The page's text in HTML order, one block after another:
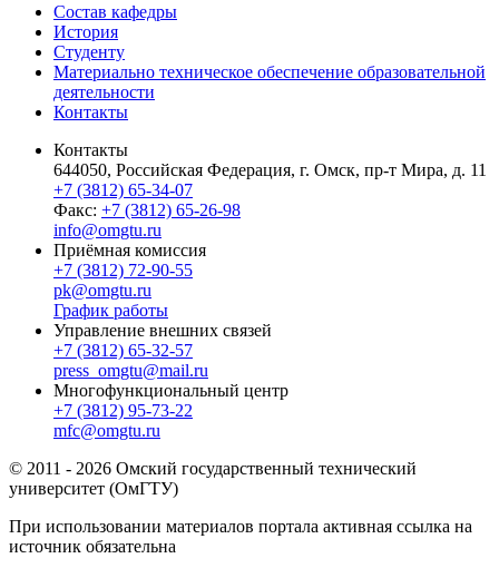
Состав кафедры
История
Студенту
Материально техническое обеспечение образовательной
деятельности
Контакты
Контакты
644050, Российская Федерация, г. Омск, пр-т Мира, д. 11
+7 (3812) 65-34-07
Факс: +7 (3812) 65-26-98
info@omgtu.ru
Приёмная комиссия
+7 (3812) 72-90-55
pk@omgtu.ru
График работы
Управление внешних связей
+7 (3812) 65-32-57
press_omgtu@mail.ru
Многофункциональный центр
+7 (3812) 95-73-22
mfc@omgtu.ru
© 2011 - 2026 Омский государственный технический
университет (ОмГТУ)
При использовании материалов портала активная ссылка на
источник обязательна